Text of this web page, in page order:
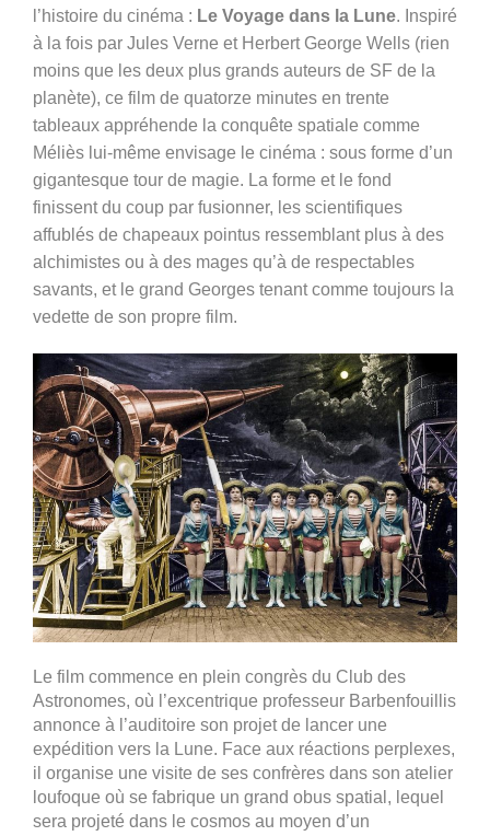
l’histoire du cinéma : Le Voyage dans la Lune. Inspiré
à la fois par Jules Verne et Herbert George Wells (rien
moins que les deux plus grands auteurs de SF de la
planète), ce film de quatorze minutes en trente
tableaux appréhende la conquête spatiale comme
Méliès lui-même envisage le cinéma : sous forme d’un
gigantesque tour de magie. La forme et le fond
finissent du coup par fusionner, les scientifiques
affublés de chapeaux pointus ressemblant plus à des
alchimistes ou à des mages qu’à de respectables
savants, et le grand Georges tenant comme toujours la
vedette de son propre film.
Le film commence en plein congrès du Club des
Astronomes, où l’excentrique professeur Barbenfouillis
annonce à l’auditoire son projet de lancer une
expédition vers la Lune. Face aux réactions perplexes,
il organise une visite de ses confrères dans son atelier
loufoque où se fabrique un grand obus spatial, lequel
sera projeté dans le cosmos au moyen d’un